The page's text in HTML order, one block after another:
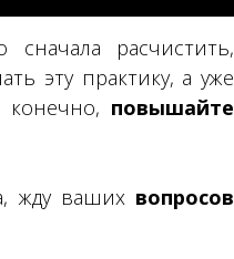
расчистить,
эту практику, а уже
повышайте
жду ваших вопросов